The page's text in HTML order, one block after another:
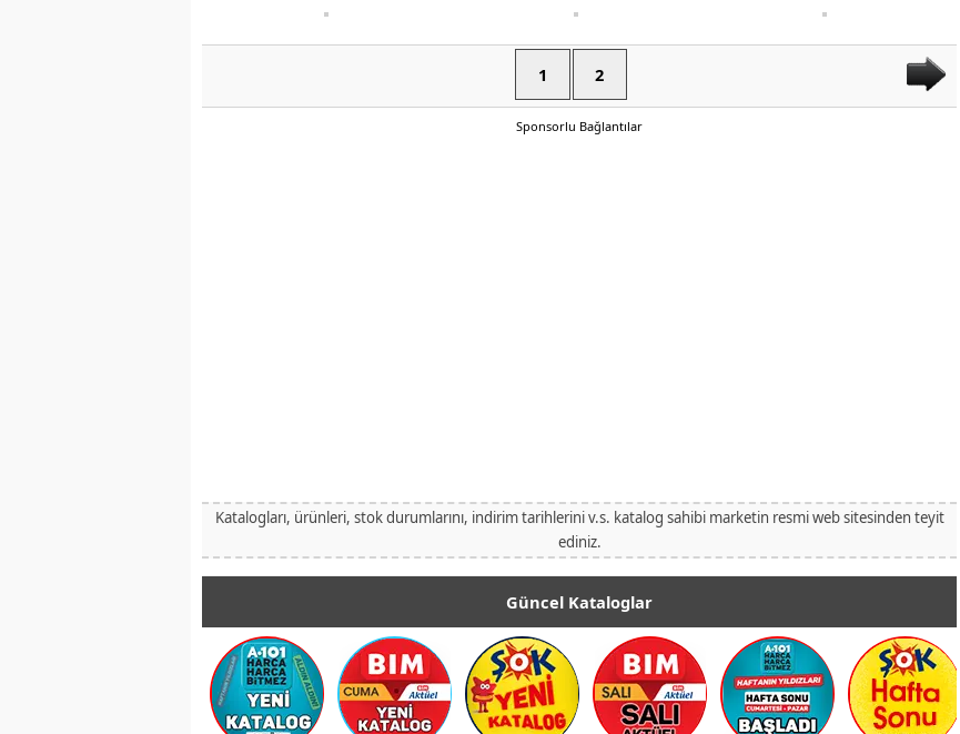
1 2
Sponsorlu Bağlantılar
Katalogları, ürünleri, stok durumlarını, indirim tarihlerini v.s. katalog sahibi marketin resmi web sitesinden teyit
ediniz.
Güncel Kataloglar